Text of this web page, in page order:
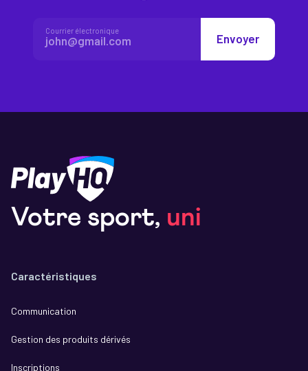
Courrier électronique
Votre sport, uni
Caractéristiques
Communication
Gestion des produits dérivés
Inscriptions